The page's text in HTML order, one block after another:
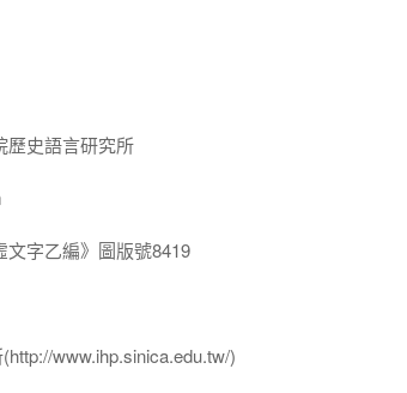
歷史語言研究所
字乙編》圖版號8419
www.ihp.sinica.edu.tw/)